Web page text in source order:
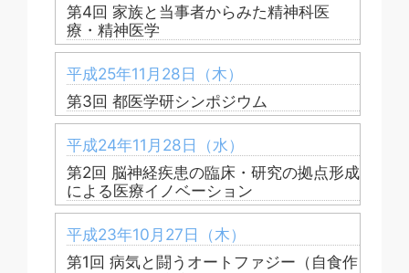
第4回 家族と当事者からみた精神科医
療・精神医学
平成25年11月28日（木）
第3回 都医学研シンポジウム
平成24年11月28日（水）
第2回 脳神経疾患の臨床・研究の拠点形成
による医療イノベーション
平成23年10月27日（木）
第1回 病気と闘うオートファジー（自食作